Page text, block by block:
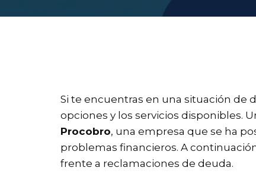
Si te encuentras en una situación de
opciones y los servicios disponibles.
Procobro, una empresa que se ha
problemas financieros. A
frente a reclamaciones de deuda.